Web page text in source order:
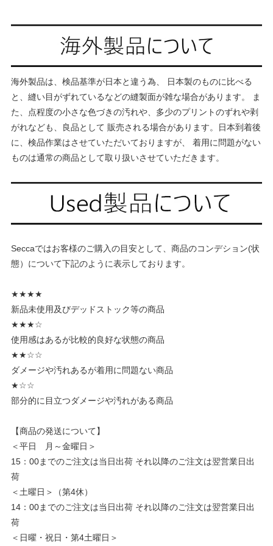
海外製品は、検品基準が日本と違う為、 日本製のものに比べる
と、縫い目がずれているなどの縫製面が雑な場合があります。 ま
た、点程度の小さな色づきの汚れや、多少のプリントのずれや剥
がれなども、良品として 販売される場合があります。日本到着後
に、検品作業はさせていただいておりますが、 着用に問題がない
ものは通常の商品として取り扱いさせていただきます。
Seccaではお客様のご購入の目安として、商品のコンデション(状
態）について下記のように表示しております。
★★★★
新品未使用及びデッドストック等の商品
★★★☆
使用感はあるが比較的良好な状態の商品
★★☆☆
ダメージや汚れあるが着用に問題ない商品
★☆☆
部分的に目立つダメージや汚れがある商品
【商品の発送について】
＜平日 月～金曜日＞
15：00までのご注文は当日出荷 それ以降のご注文は翌営業日出
荷
＜土曜日＞（第4休）
14：00までのご注文は当日出荷 それ以降のご注文は翌営業日出
荷
＜日曜・祝日・第4土曜日＞